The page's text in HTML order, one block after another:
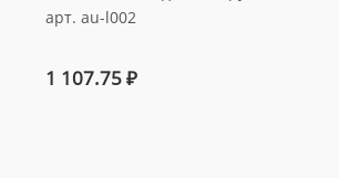
арт. au-l002
1 107.75₽